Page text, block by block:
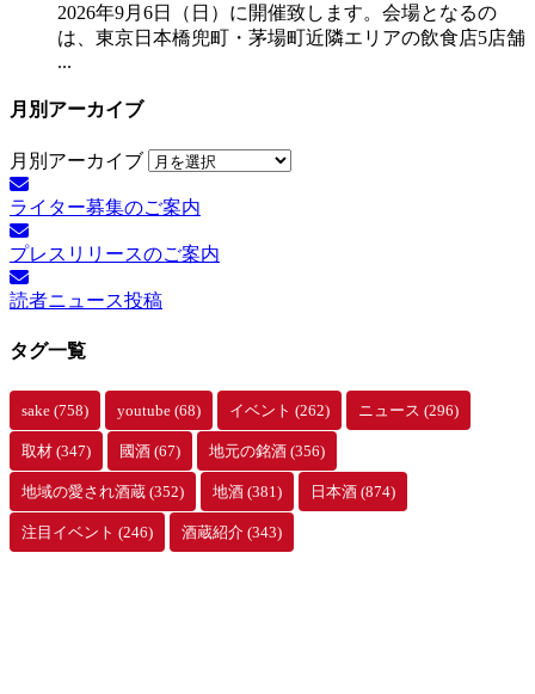
2026年9月6日（日）に開催致します。会場となるの
は、東京日本橋兜町・茅場町近隣エリアの飲食店5店舗
...
月別アーカイブ
月別アーカイブ
ライター募集のご案内
プレスリリースのご案内
読者ニュース投稿
タグ一覧
sake (758) youtube (68) イベント (262) ニュース (296)
取材 (347) 國酒 (67) 地元の銘酒 (356)
地域の愛され酒蔵 (352) 地酒 (381) 日本酒 (874)
注目イベント (246) 酒蔵紹介 (343)